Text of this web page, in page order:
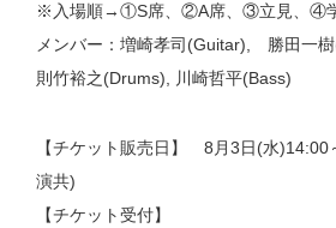
※入場順→①S席、②A席、③立見、④
メンバー：増崎孝司(Guitar), 勝田一樹
則竹裕之(Drums), 川崎哲平(Bass)
【チケット販売日】 8月3日(水
演共)
【チケット受付】